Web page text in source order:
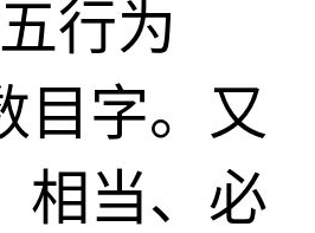
行为
目字。又
相当、必